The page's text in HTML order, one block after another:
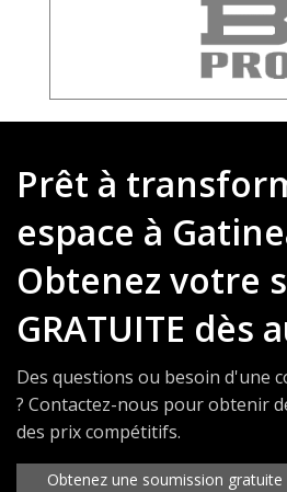
Prêt à
espace à
Obtenez votre
GRATUITE dès
Des questions ou besoin d'une
? Contactez-nous pour obtenir
des prix compétitifs.
Obtenez une soumission gratuite